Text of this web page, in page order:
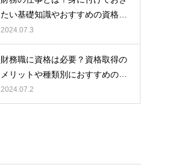
たい基礎知識やおすすめの資格な
どについて解説！
2024.07.3
財務職に資格は必要？資格取得の
メリットや種類別におすすめの資
格をご紹介します
2024.07.2